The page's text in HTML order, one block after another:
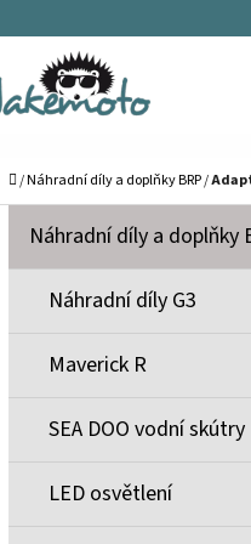
Domů
/Náhradní díly a doplňky BRP/
Přeskočit
kategorie
K
T
Náhradní díly a doplňky
Náhradní díly G3
Maverick R
SEA DOO vodní skútry
LED osvětlení